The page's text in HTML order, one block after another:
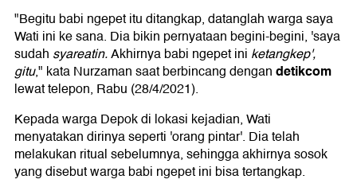
"Begitu babi ngepet itu ditangkap, datanglah warga saya
Wati ini ke sana. Dia bikin pernyataan begini-begini, 'saya
sudah syareatin.Akhirnya babi ngepet ini ketangkep',
gitu," kata Nurzaman saat berbincang dengandetikcom
lewat telepon, Rabu (28/4/2021).
Kepada warga Depok di lokasi kejadian, Wati
menyatakan dirinya seperti 'orang pintar'. Dia telah
melakukan ritual sebelumnya, sehingga akhirnya sosok
yang disebut warga babi ngepet ini bisa tertangkap.